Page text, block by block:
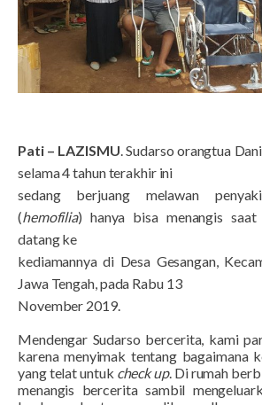
Pati – LAZISMU. Sudarso orangtua
selama 4 tahun terakhir ini
sedang berjuang melawan
(hemofilia) hanya bisa menangis
datang ke
kediamannya di Desa Gesangan,
Jawa Tengah, pada Rabu 13
November 2019.
Mendengar Sudarso bercerita, kami
karena menyimak tentang bagaimana
yang telat untuk check up. Di rumah
menangis bercerita sambil